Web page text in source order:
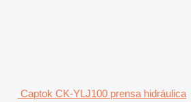
Captok CK-YLJ100 prensa hidráulica